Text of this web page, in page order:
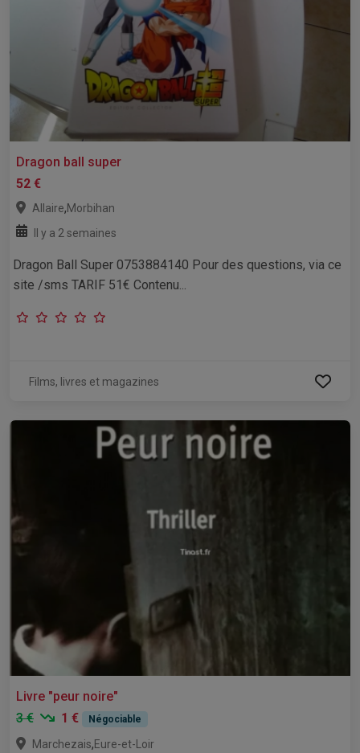
Dragon ball super
52 €
Allaire,Morbihan
Il y a 2 semaines
Dragon Ball Super 0753884140 Pour des questions, via ce
site /sms TARIF 51€ Contenu...
Films, livres et magazines
Livre "peur noire"
3 €
1 € Négociable
Marchezais,Eure-et-Loir